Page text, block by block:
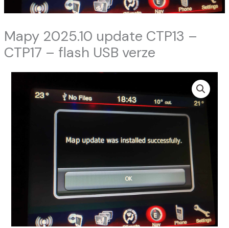
Mapy 2025.10 update CTP13 –
CTP17 – flash USB verze